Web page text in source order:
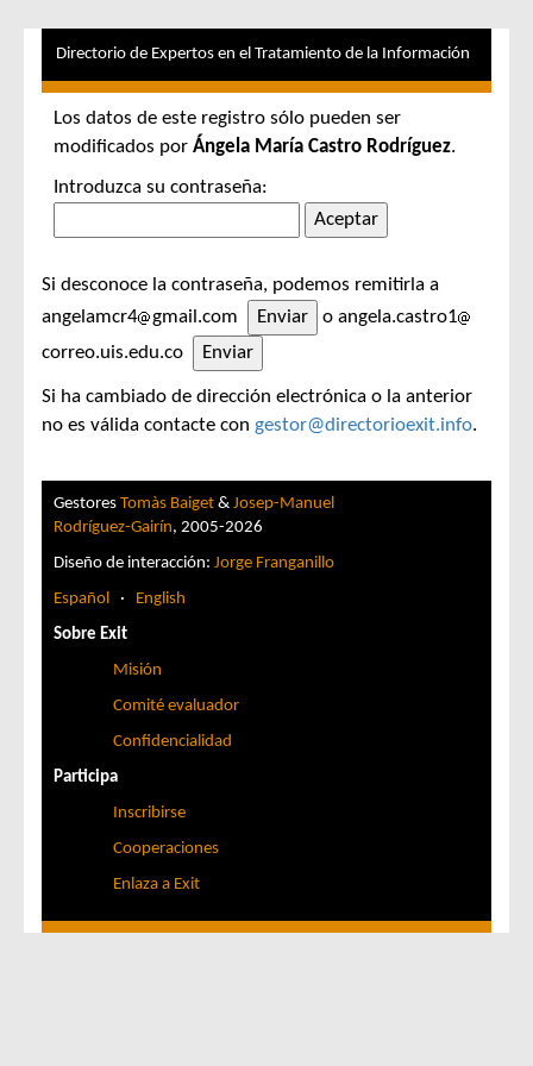
Directorio de Expertos en el Tratamiento de la Información
Los datos de este registro sólo pueden ser
modificados por Ángela María Castro Rodríguez.
Introduzca su contraseña:
Si desconoce la contraseña, podemos remitirla a
angelamcr4
gmail.com
o angela.castro1
correo.uis.edu.co
Si ha cambiado de dirección electrónica o la anterior
no es válida contacte con gestor@directorioexit.info.
Gestores Tomàs Baiget & Josep-Manuel
Rodríguez-Gairín, 2005-2026
Diseño de interacción: Jorge Franganillo
Español · English
Sobre Exit
Misión
Comité evaluador
Confidencialidad
Participa
Inscribirse
Cooperaciones
Enlaza a Exit